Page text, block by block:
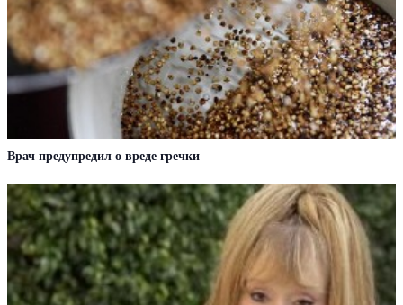
Врач предупредил о вреде гречки